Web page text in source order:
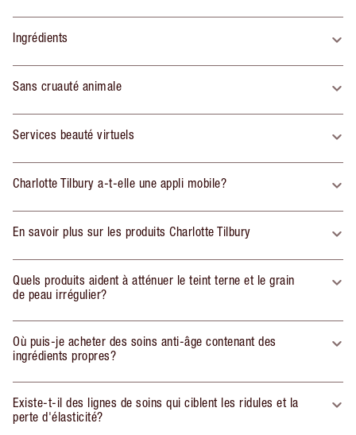
Ingrédients
Sans cruauté animale
Services beauté virtuels
Charlotte Tilbury a-t-elle une appli mobile?
En savoir plus sur les produits Charlotte Tilbury
Quels produits aident à atténuer le teint terne et le grain
de peau irrégulier?
Où puis-je acheter des soins anti-âge contenant des
ingrédients propres?
Existe-t-il des lignes de soins qui ciblent les ridules et la
perte d'élasticité?